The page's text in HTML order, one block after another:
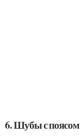
6. Шубы с поясом